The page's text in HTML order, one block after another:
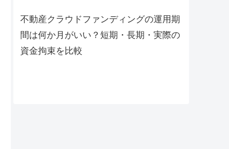
不動産クラウドファンディングの運用期
間は何か月がいい？短期・長期・実際の
資金拘束を比較